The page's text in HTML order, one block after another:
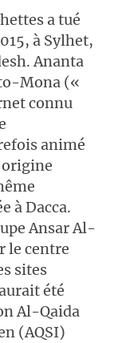
a tué
à Sylhet,
Ananta
Mona («
connu
animé
à Dacca.
Ansar Al-
le centre
sites
été
Al-Qaida
(AQSI)